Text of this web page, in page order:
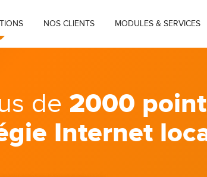
NOS CLIENTS MODULES & SERVICES
de 2000
Internet